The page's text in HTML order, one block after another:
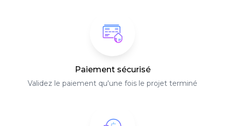
Paiement sécurisé
Validez le paiement qu'une fois le projet terminé